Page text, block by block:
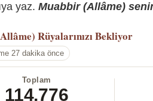
yaz. Muabbir (Allâme)
Rüyalarınızı Bekliyor
27 dakika önce
Toplam
114.776